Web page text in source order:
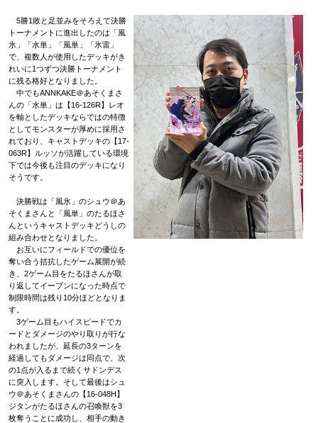
5勝1敗と足並みをそろえて決勝
トーナメントに進出したのは「風
氷」「水単」「風単」「氷雷」
で、複数人が使用したデッキがき
れいに1つずつ決勝トーナメント
に残る格好となりました。
中でもANNKAKE＠あそくまさ
んの「水単」は【16-126R】レオ
を軸としたデッキならではの特徴
としてモンスターが厚めに採用さ
れており、キャストデッキの【17-
063R】ルッソが活躍している環境
下では今後も注目のデッキになり
そうです。
決勝戦は「風氷」のシュウ＠あ
そくまさんと「風単」のたるほさ
んというキャストデッキどうしの
組み合わせとなりました。
お互いにフィールドでの優位を
奪い合う拮抗したゲーム展開が続
き、2ゲーム目をたるほさんが取
り返してイーブンになった時点で
制限時間は残り10分ほどとなりま
す。
3ゲーム目もハイスピードでカ
ードとダメージのやり取りが行な
われましたが、延長の3ターンを
経過してもダメージは同点で、次
の1点が入るまで続くサドンデス
に突入します。そして最後はシュ
ウ＠あそくまさんの【16-048H】
ジタンがたるほさんの召喚獣を3
枚奪うことに成功し、相手の動き